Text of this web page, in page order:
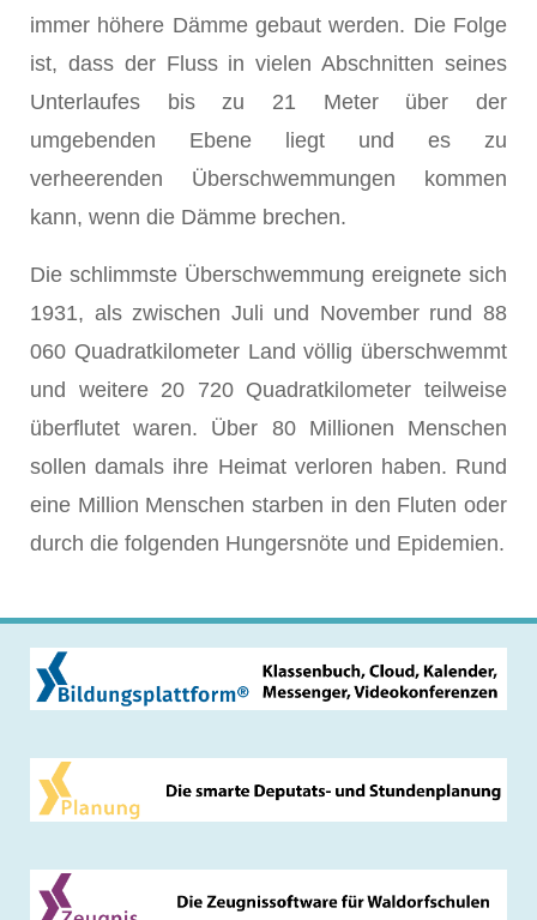
immer höhere Dämme gebaut werden. Die Folge
ist, dass der Fluss in vielen Abschnitten seines
Unterlaufes bis zu 21 Meter über der
umgebenden Ebene liegt und es zu
verheerenden Überschwemmungen kommen
kann, wenn die Dämme brechen.
Die schlimmste Überschwemmung ereignete sich
1931, als zwischen Juli und November rund 88
060 Quadratkilometer Land völlig überschwemmt
und weitere 20 720 Quadratkilometer teilweise
überflutet waren. Über 80 Millionen Menschen
sollen damals ihre Heimat verloren haben. Rund
eine Million Menschen starben in den Fluten oder
durch die folgenden Hungersnöte und Epidemien.